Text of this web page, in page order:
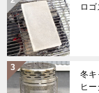
ロ
冬キ
ヒー